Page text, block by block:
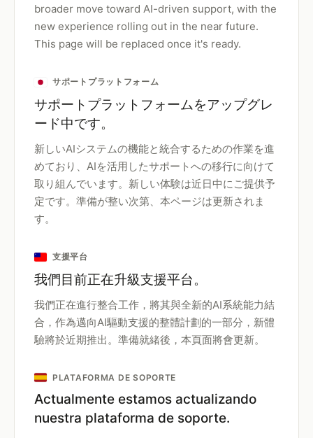
broader move toward AI-driven support, with the
new experience rolling out in the near future.
This page will be replaced once it's ready.
サポートプラットフォーム
サポートプラットフォームをアップグレ
ード中です。
新しいAIシステムの機能と統合するための作業を進
めており、AIを活用したサポートへの移行に向けて
取り組んでいます。新しい体験は近日中にご提供予
定です。準備が整い次第、本ページは更新されま
す。
支援平台
我們目前正在升級支援平台。
我們正在進行整合工作，將其與全新的AI系統能力結
合，作為邁向AI驅動支援的整體計劃的一部分，新體
驗將於近期推出。準備就緒後，本頁面將會更新。
PLATAFORMA DE SOPORTE
Actualmente estamos actualizando
nuestra plataforma de soporte.